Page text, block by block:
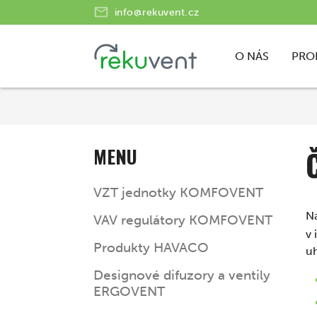
info@rekuvent.cz
O NÁS
MENU
VZT jednotky KOMFOVENT
VAV regulátory KOMFOVENT
Produkty HAVACO
Designové difuzory a ventily
ERGOVENT
v